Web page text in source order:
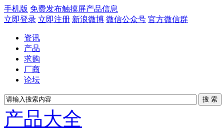
手机版 免费发布触摸屏产品信息
立即登录 立即注册 新浪微博 微信公众号 官方微信群
资讯
产品
求购
厂商
论坛
产品大全